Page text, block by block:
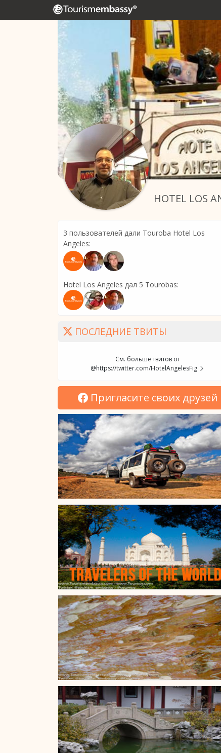
HOTEL LOS
3 пользователей дали Touroba Hotel Los
Angeles:
Hotel Los Angeles дал 5 Tourobas:
ПОСЛЕДНИЕ ТВИТЫ
См. больше твитов от
@https://twitter.com/HotelAngelesFig
Пригласите своих друзей